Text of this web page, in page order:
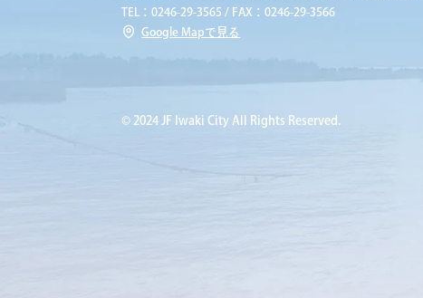
TEL：0246-29-3565 / FAX：0246-29-3566
Google Mapで見る
© 2024 JF Iwaki City All Rights Reserved.